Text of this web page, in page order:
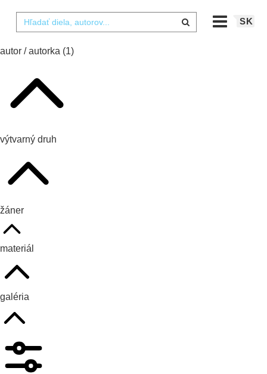
SK
autor / autorka (1)
výtvarný druh
žáner
materiál
galéria